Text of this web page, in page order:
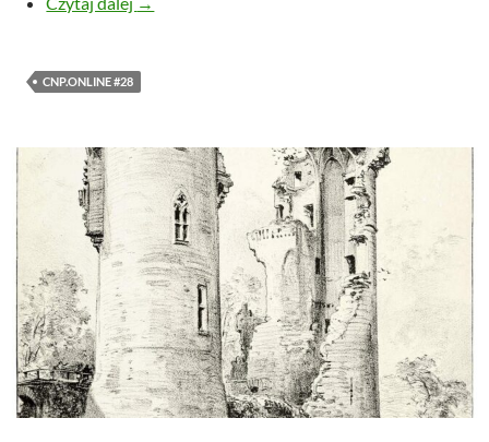
CNP.ONLINE #28